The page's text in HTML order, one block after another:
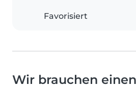
Favorisiert
Wir brauchen